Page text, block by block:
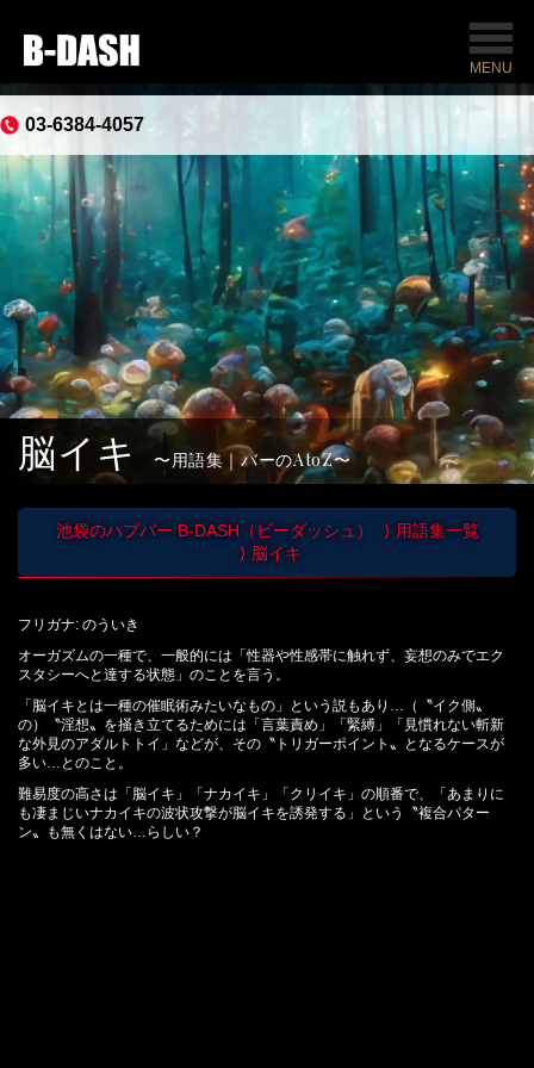
MENU
03-6384-4057
脳イキ 用語集｜バーのAtoZ
池袋のハプバー B-DASH（ビーダッシュ）
用語集一覧
脳イキ
フリガナ: のういき
オーガズムの一種で、一般的には「性器や性感帯に触れず、妄想のみでエク
スタシーへと達する状態」のことを言う。
「脳イキとは一種の催眠術みたいなもの」という説もあり…（〝イク側〟
の）〝淫想〟を掻き立てるためには「言葉責め」「緊縛」「見慣れない斬新
な外見のアダルトトイ」などが、その〝トリガーポイント〟となるケースが
多い…とのこと。
難易度の高さは「脳イキ」「ナカイキ」「クリイキ」の順番で、「あまりに
も凄まじいナカイキの波状攻撃が脳イキを誘発する」という〝複合パター
ン〟も無くはない…らしい？